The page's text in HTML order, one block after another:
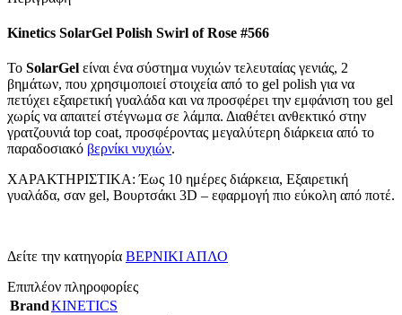
Kinetics SolarGel Polish Swirl of Rose #566
Το SolarGel είναι ένα σύστημα νυχιών τελευταίας γενιάς, 2
βημάτων, που χρησιμοποιεί στοιχεία από το gel polish για να
πετύχει εξαιρετική γυαλάδα και να προσφέρει την εμφάνιση του gel
χωρίς να απαιτεί στέγνωμα σε λάμπα. Διαθέτει ανθεκτικό στην
γρατζουνιά top coat, προσφέροντας μεγαλύτερη διάρκεια από το
παραδοσιακό βερνίκι νυχιών.
ΧΑΡΑΚΤΗΡΙΣΤΙΚΑ: Έως 10 ημέρες διάρκεια, Εξαιρετική
γυαλάδα, σαν gel, Βουρτσάκι 3D – εφαρμογή πιο εύκολη από ποτέ.
Δείτε την κατηγορία ΒΕΡΝΙΚΙ ΑΠΛΟ
Επιπλέον πληροφορίες
BrandKINETICS